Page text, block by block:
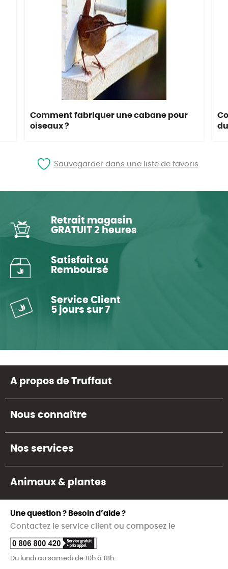
Sauvegarder dans une liste de favoris
Comment fabriquer une cabane pour
oiseaux ?
Retrait magasin
GRATUIT 2 heures
Satisfait ou
Remboursé
Service Client
5 jours sur 7
A propos de Truffaut
Nous connaître
Nos services
Animaux & plantes
Une question ? Besoin d’aide ?
Contactez le service client ou composez le
Du lundi au samedi de 10h à 18h.